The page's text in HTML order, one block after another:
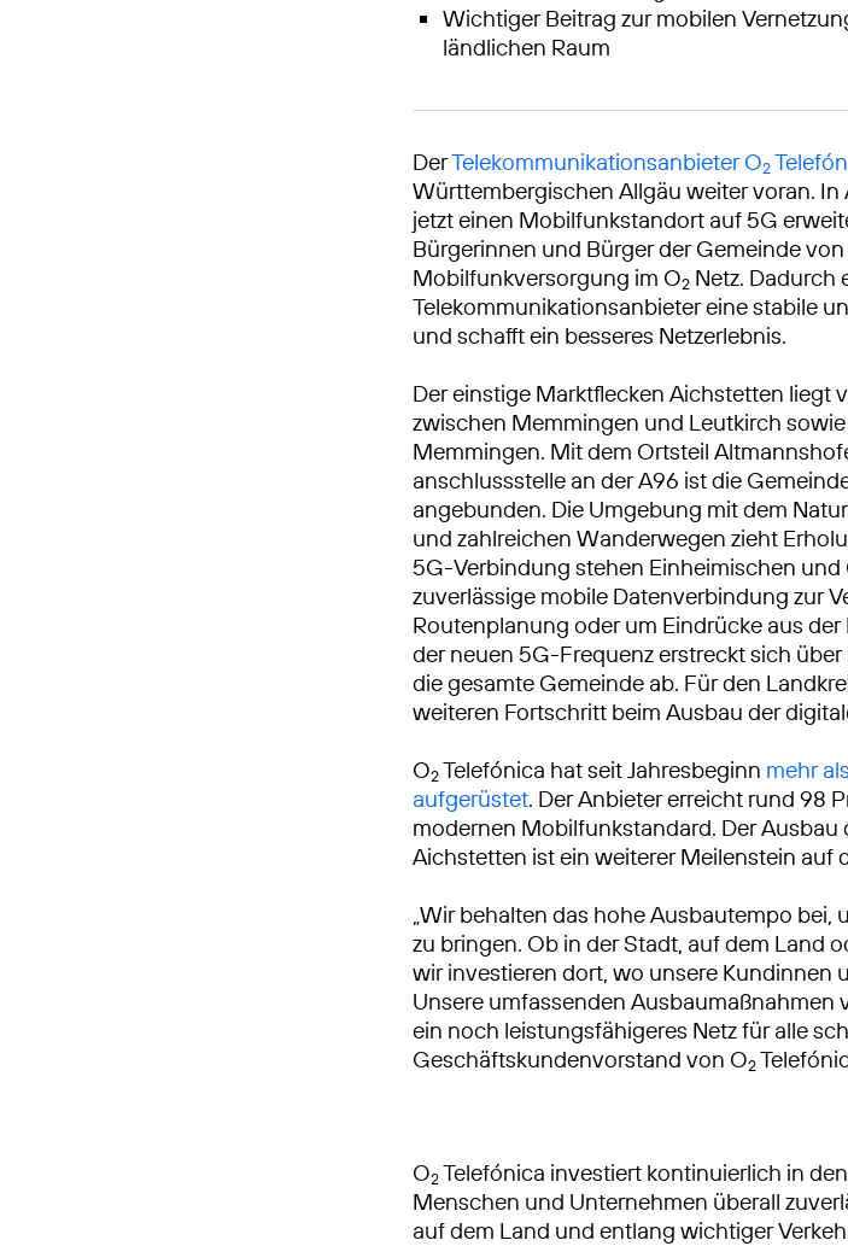
Wichtiger Beitrag zur mobilen
ländlichen Raum
DerTelekommunikationsanbieter O2
Württembergischen Allgäu weiter voran.
jetzt einen Mobilfunkstandort auf 5G
Bürgerinnen und Bürger der Gemeinde
Mobilfunkversorgung im O2 Netz. Dadurch
Telekommunikationsanbieter eine stabile
und schafft ein besseres Netzerlebnis.
Der einstige Marktflecken Aichstetten liegt
zwischen Memmingen und Leutkirch
Memmingen. Mit dem Ortsteil
anschlussstelle an der A96 ist die
angebunden. Die Umgebung mit dem
und zahlreichen Wanderwegen zieht
5G-Verbindung stehen Einheimischen
zuverlässige mobile Datenverbindung zur
Routenplanung oder um Eindrücke aus
der neuen 5G-Frequenz erstreckt sich
die gesamte Gemeinde ab. Für den
weiteren Fortschritt beim Ausbau der
O2Telefónica hat seit Jahresbeginn mehr
aufgerüstet. Der Anbieter erreicht rund 98
modernen Mobilfunkstandard. Der
Aichstetten ist ein weiterer Meilenstein auf
„Wir behalten das hohe Ausbautempo
zu bringen. Ob in der Stadt, auf dem Land
wir investieren dort, wo unsere Kundinnen
Unsere umfassenden Ausbaumaßnahmen
ein noch leistungsfähigeres Netz für alle
Geschäftskundenvorstand von O2
O2Telefónica investiert kontinuierlich in
Menschen und Unternehmen überall
auf dem Land und entlang wichtiger